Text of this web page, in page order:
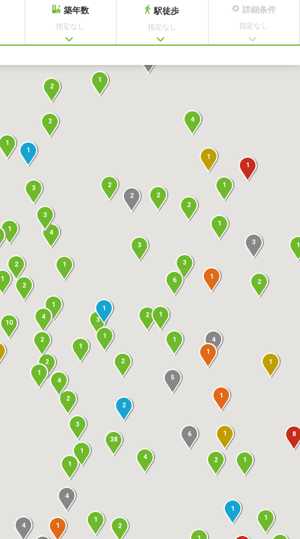
築年数
指定なし
駅徒歩
指定なし
詳細条件
指定なし
4
1
1
2
1
4
2
10
4
6
2
1
3
4
4
2
3
2
1
4
8
2
2
1
2
1
3
3
1
1
3
1
6
4
1
1
1
1
1
1
1
38
1
1
1
1
3
2
3
1 2
1
1
1
2
2
1
2
5
2
2
2
4
2
1
1
1
1